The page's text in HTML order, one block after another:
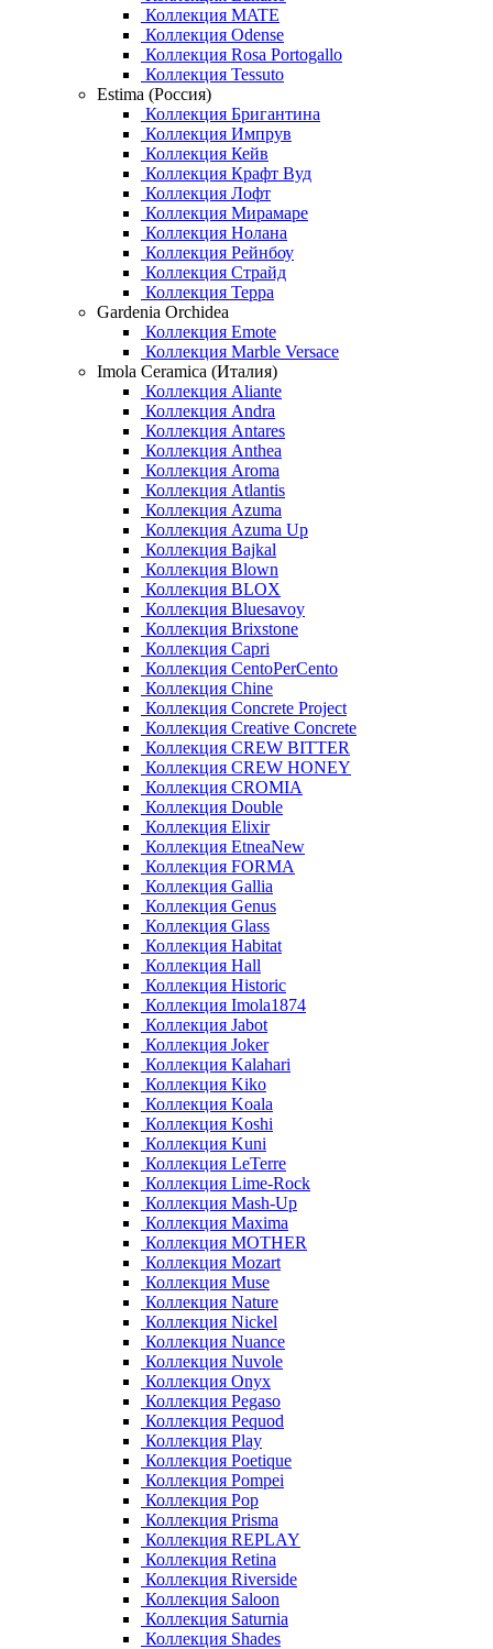
Коллекция MATE
Коллекция Odense
Коллекция Rosa Portogallo
Коллекция Tessuto
Estima (Россия)
Коллекция Бригантина
Коллекция Импрув
Коллекция Кейв
Коллекция Крафт Вуд
Коллекция Лофт
Коллекция Мирамаре
Коллекция Нолана
Коллекция Рейнбоу
Коллекция Страйд
Коллекция Терра
Gardenia Orchidea
Коллекция Emote
Коллекция Marble Versace
Imola Ceramica (Италия)
Коллекция Aliante
Коллекция Andra
Коллекция Antares
Коллекция Anthea
Коллекция Aroma
Коллекция Atlantis
Коллекция Azuma
Коллекция Azuma Up
Коллекция Bajkal
Коллекция Blown
Коллекция BLOX
Коллекция Bluesavoy
Коллекция Brixstone
Коллекция Capri
Коллекция CentoPerCento
Коллекция Chine
Коллекция Concrete Project
Коллекция Creative Concrete
Коллекция CREW BITTER
Коллекция CREW HONEY
Коллекция CROMIA
Коллекция Double
Коллекция Elixir
Коллекция EtneaNew
Коллекция FORMA
Коллекция Gallia
Коллекция Genus
Коллекция Glass
Коллекция Habitat
Коллекция Hall
Коллекция Historic
Коллекция Imola1874
Коллекция Jabot
Коллекция Joker
Коллекция Kalahari
Коллекция Kiko
Коллекция Koala
Коллекция Koshi
Коллекция Kuni
Коллекция LeTerre
Коллекция Lime-Rock
Коллекция Mash-Up
Коллекция Maxima
Коллекция MOTHER
Коллекция Mozart
Коллекция Muse
Коллекция Nature
Коллекция Nickel
Коллекция Nuance
Коллекция Nuvole
Коллекция Onyx
Коллекция Pegaso
Коллекция Pequod
Коллекция Play
Коллекция Poetique
Коллекция Pompei
Коллекция Pop
Коллекция Prisma
Коллекция REPLAY
Коллекция Retina
Коллекция Riverside
Коллекция Saloon
Коллекция Saturnia
Коллекция Shades